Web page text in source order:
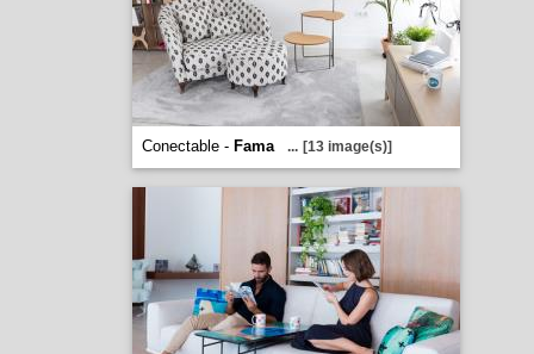
Conectable - Fama ... [13 image(s)]